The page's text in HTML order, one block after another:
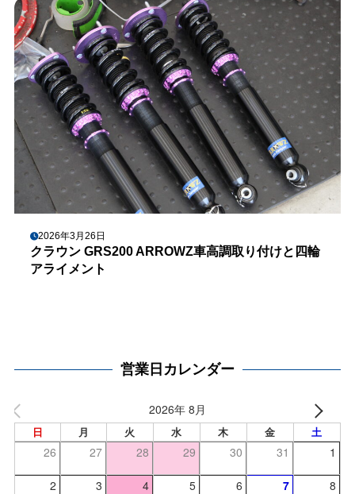
2026年3月26日
クラウン GRS200 ARROWZ車高調取り付けと四輪
アライメント
営業日カレンダー
2026年 8月
日 月 火 水 木 金 土
26 27 28 29 30 31 1
2 3 4 5 6 7 8